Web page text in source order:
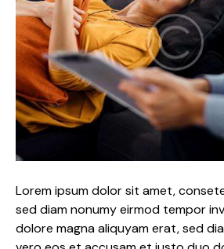
Lorem ipsum dolor sit amet,
sed diam nonumy eirmod tempor
dolore magna aliquyam erat, sed